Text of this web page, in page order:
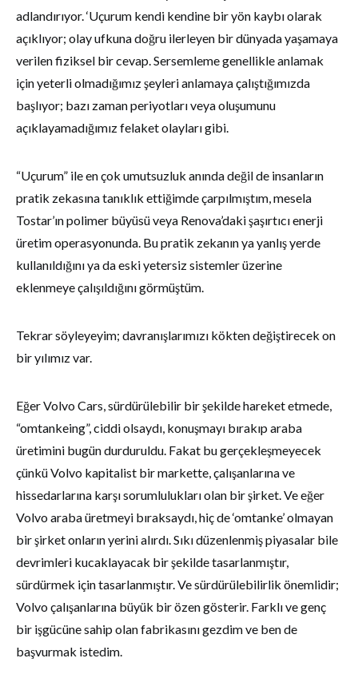
adlandırıyor. ‘Uçurum kendi kendine bir yön kaybı olarak
açıklıyor; olay ufkuna doğru ilerleyen bir dünyada yaşamaya
verilen fiziksel bir cevap. Sersemleme genellikle anlamak
için yeterli olmadığımız şeyleri anlamaya çalıştığımızda
başlıyor; bazı zaman periyotları veya oluşumunu
açıklayamadığımız felaket olayları gibi.
“Uçurum” ile en çok umutsuzluk anında değil de insanların
pratik zekasına tanıklık ettiğimde çarpılmıştım, mesela
Tostar’ın polimer büyüsü veya Renova’daki şaşırtıcı enerji
üretim operasyonunda. Bu pratik zekanın ya yanlış yerde
kullanıldığını ya da eski yetersiz sistemler üzerine
eklenmeye çalışıldığını görmüştüm.
Tekrar söyleyeyim; davranışlarımızı kökten değiştirecek on
bir yılımız var.
Eğer Volvo Cars, sürdürülebilir bir şekilde hareket etmede,
“omtankeing”, ciddi olsaydı, konuşmayı bırakıp araba
üretimini bugün durduruldu. Fakat bu gerçekleşmeyecek
çünkü Volvo kapitalist bir markette, çalışanlarına ve
hissedarlarına karşı sorumlulukları olan bir şirket. Ve eğer
Volvo araba üretmeyi bıraksaydı, hiç de ‘omtanke’ olmayan
bir şirket onların yerini alırdı. Sıkı düzenlenmiş piyasalar bile
devrimleri kucaklayacak bir şekilde tasarlanmıştır,
sürdürmek için tasarlanmıştır. Ve sürdürülebilirlik önemlidir;
Volvo çalışanlarına büyük bir özen gösterir. Farklı ve genç
bir işgücüne sahip olan fabrikasını gezdim ve ben de
başvurmak istedim.